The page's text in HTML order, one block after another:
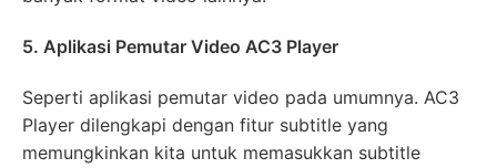
5. Aplikasi Pemutar Video AC3 Player
Seperti aplikasi pemutar video pada umumnya. AC3
Player dilengkapi dengan fitur subtitle yang
memungkinkan kita untuk memasukkan subtitle